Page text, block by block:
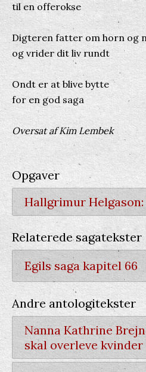
til en offerokse
Digteren fatter om horn og
og vrider dit liv rundt
Ondt er at blive bytte
for en god saga
Oversat af Kim Lembek
Opgaver
Hallgrimur
Relaterede sagatekster
Egils saga kapitel 66
Andre antologitekster
Nanna Kathrine
skal overleve kvinder